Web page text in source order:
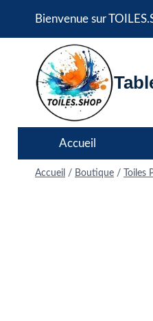
Bienvenue sur
Accueil
Accueil / Boutique / Toiles